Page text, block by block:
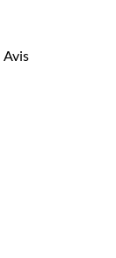
Avis